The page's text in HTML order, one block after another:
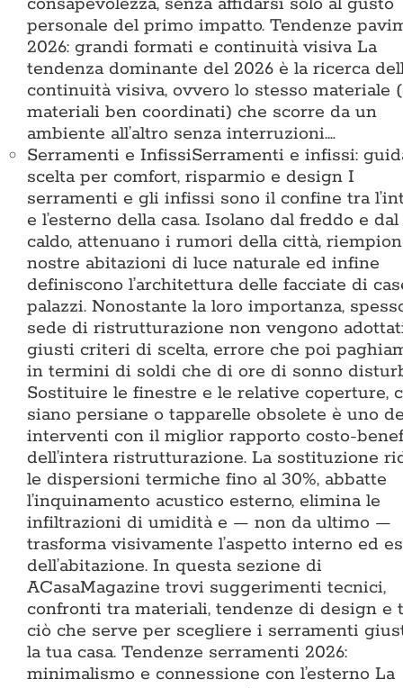
personale del primo impatto. Tendenze
2026: grandi formati e continuità visiva La
tendenza dominante del 2026 è la ricerca
continuità visiva, ovvero lo stesso materiale
materiali ben coordinati) che scorre da un
ambiente all’altro senza interruzioni.…
Serramenti e InfissiSerramenti e infissi:
scelta per comfort, risparmio e design I
serramenti e gli infissi sono il confine tra
e l’esterno della casa. Isolano dal freddo e dal
caldo, attenuano i rumori della città,
nostre abitazioni di luce naturale ed infine
definiscono l’architettura delle facciate di
palazzi. Nonostante la loro importanza,
sede di ristrutturazione non vengono
giusti criteri di scelta, errore che poi
in termini di soldi che di ore di sonno
Sostituire le finestre e le relative coperture,
siano persiane o tapparelle obsolete è uno
interventi con il miglior rapporto costo-
dell’intera ristrutturazione. La sostituzione
le dispersioni termiche fino al 30%, abbatte
l’inquinamento acustico esterno, elimina le
infiltrazioni di umidità e — non da ultimo —
trasforma visivamente l’aspetto interno ed
dell’abitazione. In questa sezione di
ACasaMagazine trovi suggerimenti tecnici,
confronti tra materiali, tendenze di design e
ciò che serve per scegliere i serramenti
la tua casa. Tendenze serramenti 2026:
minimalismo e connessione con l’esterno La